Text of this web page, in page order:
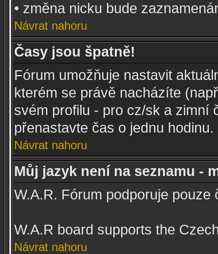
• změna nicku bude
Návrat nahoru
Časy jsou špatně!
Fórum umožňuje nastavit
kterém se právě nacházíte
svém profilu - pro cz/sk a zimní
přenastavte čas o jednu hodinu.
Návrat nahoru
Můj jazyk není na seznamu -
W.A.R. Fórum podporuje
W.A.R board supports the
Návrat nahoru